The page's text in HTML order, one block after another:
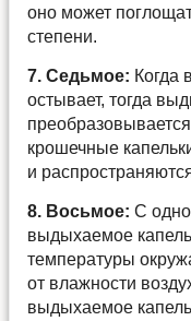
оно может
степени.
7. Седьмое: Когда
остывает, тогда
крошечные
и
8. Восьмое: С
выдыхаемое
температуры
от влажности
выдыхаемое